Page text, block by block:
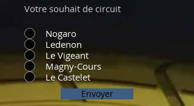
Votre souhait de circuit
Nogaro
Ledenon
Le Vigeant
Magny-Cours
Le Castelet
Envoyer